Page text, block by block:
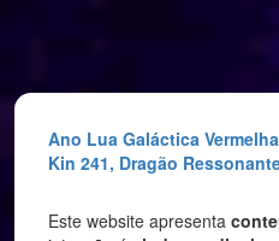
Ano Lua Galáctica
Kin 241, Dragão
Este website apresenta